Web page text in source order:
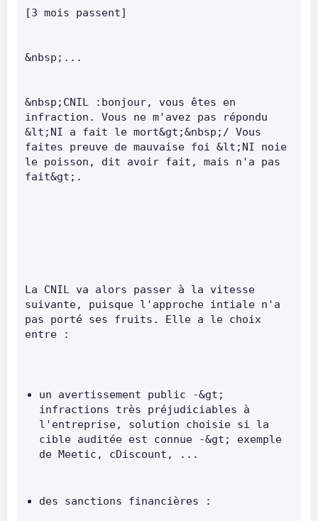
[3 mois passent]
&nbsp;...
&nbsp;CNIL :bonjour, vous êtes en
infraction. Vous ne m'avez pas répondu
&lt;NI a fait le mort&gt;&nbsp;/ Vous
faites preuve de mauvaise foi &lt;NI noie
le poisson, dit avoir fait, mais n'a pas
fait&gt;.
La CNIL va alors passer à la vitesse
suivante, puisque l'approche intiale n'a
pas porté ses fruits. Elle a le choix
entre :
un avertissement public -&gt;
infractions très préjudiciables à
l'entreprise, solution choisie si la
cible auditée est connue -&gt; exemple
de Meetic, cDiscount, ...
des sanctions financières :